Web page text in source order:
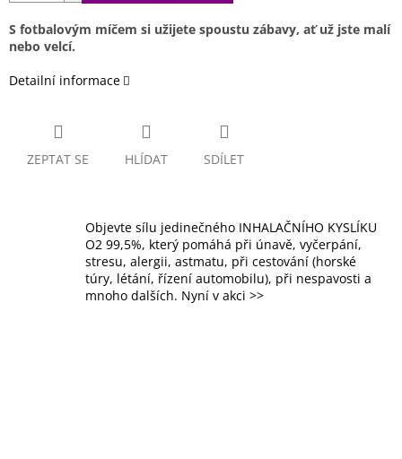
S fotbalovým míčem si užijete spoustu zábavy, ať už jste malí
nebo velcí.
Detailní informace
ZEPTAT SE HLÍDAT SDÍLET
Objevte sílu jedinečného INHALAČNÍHO KYSLÍKU
O2 99,5%, který pomáhá při únavě, vyčerpání,
stresu, alergii, astmatu, při cestování (horské
túry, létání, řízení automobilu), při nespavosti a
mnoho dalších. Nyní v akci >>